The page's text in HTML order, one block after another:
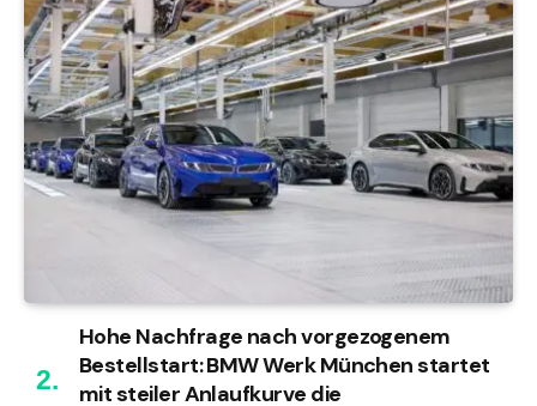
Hohe Nachfrage nach vorgezogenem
Bestellstart: BMW Werk München startet
mit steiler Anlaufkurve die